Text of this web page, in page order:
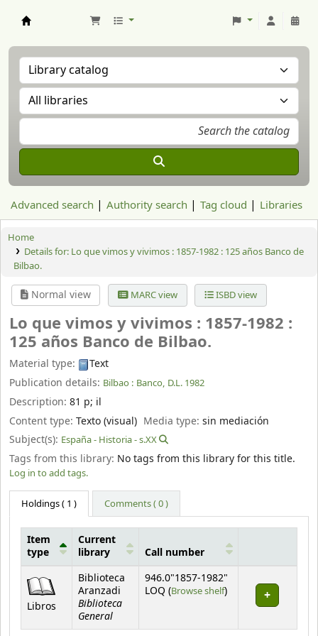
Advanced search Authority search Tag cloud Libraries
Home
Details for: Lo que vimos y vivimos : 1857-1982 : 125 años Banco de
Bilbao.
Normal view MARC view ISBD view
Lo que vimos y vivimos : 1857-1982 :
125 años Banco de Bilbao.
Material type:
Text
Publication details: Bilbao : Banco, D.L. 1982
Description: 81 p; il
Content type: Texto (visual) Media type:sin mediación
Subject(s): España - Historia - s.XX
Tags from this library: No tags from this library for this title.
Log in to add tags.
Holdings( 1 ) Comments ( 0 )
Holdings
Item
type
Current
library
Call number
Libros
Biblioteca
Aranzadi
Biblioteca
General
946.0"1857-1982"
LOQ (Browse shelf(Opens below)
)